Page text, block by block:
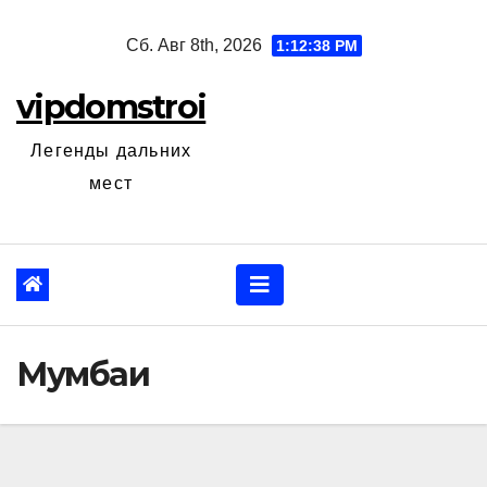
Сб. Авг 8th, 2026 1:12:39 PM
vipdomstroi
Легенды дальних
мест
Мумбаи